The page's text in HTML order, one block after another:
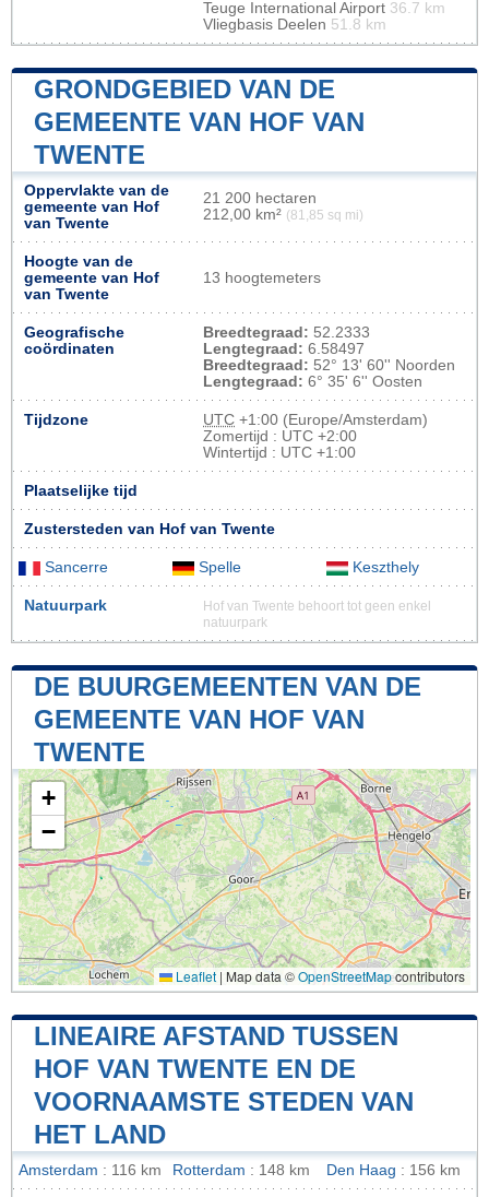
Teuge International Airport 36.7 km
Vliegbasis Deelen 51.8 km
GRONDGEBIED VAN DE
GEMEENTE VAN HOF VAN
TWENTE
Oppervlakte van de
gemeente van Hof
van Twente
21 200 hectaren
212,00 km² (81,85 sq mi)
Hoogte van de
gemeente van Hof
van Twente
13 hoogtemeters
Geografische
coördinaten
Breedtegraad: 52.2333
Lengtegraad: 6.58497
Breedtegraad: 52° 13' 60'' Noorden
Lengtegraad: 6° 35' 6'' Oosten
Tijdzone UTC +1:00 (Europe/Amsterdam)
Zomertijd : UTC +2:00
Wintertijd : UTC +1:00
Plaatselijke tijd
Zustersteden van Hof van Twente
Sancerre Spelle Keszthely
Natuurpark
Hof van Twente behoort tot geen enkel
natuurpark
DE BUURGEMEENTEN VAN DE
GEMEENTE VAN HOF VAN
TWENTE
+
−
Leaflet | Map data ©OpenStreetMapcontributors
LINEAIRE AFSTAND TUSSEN
HOF VAN TWENTE EN DE
VOORNAAMSTE STEDEN VAN
HET LAND
Amsterdam : 116 km Rotterdam : 148 km Den Haag : 156 km